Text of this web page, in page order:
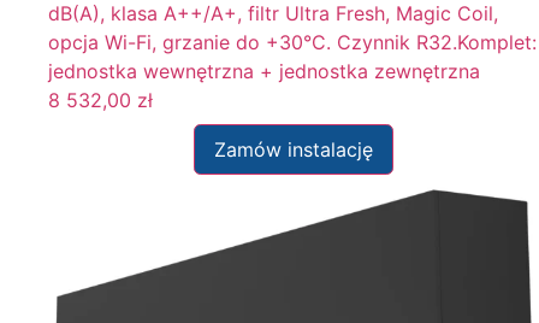
dB(A), klasa A++/A+, filtr Ultra Fresh, Magic Coil,
opcja Wi-Fi, grzanie do +30°C. Czynnik R32.Komplet:
jednostka wewnętrzna + jednostka zewnętrzna
8 532,00 zł
Zamów instalację